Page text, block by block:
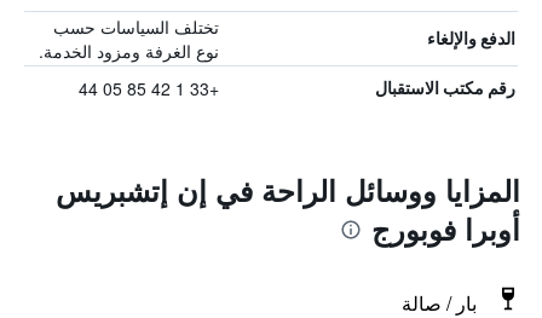
الدفع والإلغاء
تختلف السياسات حسب
نوع الغرفة ومزود الخدمة.
رقم مكتب الاستقبال +33 1 42 85 05 44
المزايا ووسائل الراحة في إن إتشبريس
أوبرا فوبورج
بار / صالة